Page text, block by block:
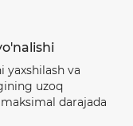
yaxshilash va
uzoq
darajada